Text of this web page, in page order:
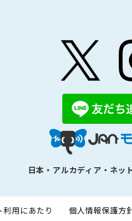
日本・アルカディア・ネッ
利用にあたり 個人情報保護方